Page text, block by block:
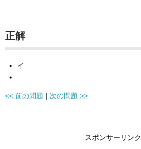
正解
イ
<< 前の問題 | 次の問題 >>
スポンサーリンク